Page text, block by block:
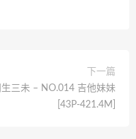
下一篇
三未 – NO.014 吉他妹妹
[43P-421.4M]